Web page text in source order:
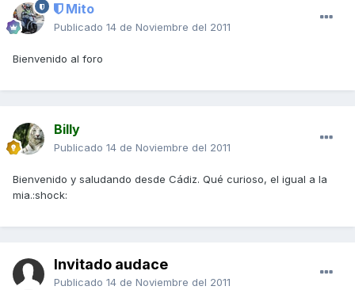
Mito
Publicado 14 de Noviembre del 2011
Bienvenido al foro
Billy
Publicado 14 de Noviembre del 2011
Bienvenido y saludando desde Cádiz. Qué curioso, el igual a la
mia.:shock:
Invitado audace
Publicado 14 de Noviembre del 2011